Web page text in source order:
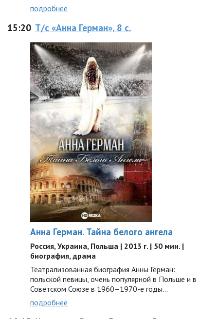
подробнее
15:20 Т/с «Анна Герман», 8 с.
Анна Герман. Тайна белого ангела
Россия, Украина, Польша | 2013 г. | 50 мин. |
биография, драма
Театрализованная биография Анны Герман:
польской певицы, очень популярной в Польше и в
Советском Союзе в 1960–1970-е годы…
подробнее